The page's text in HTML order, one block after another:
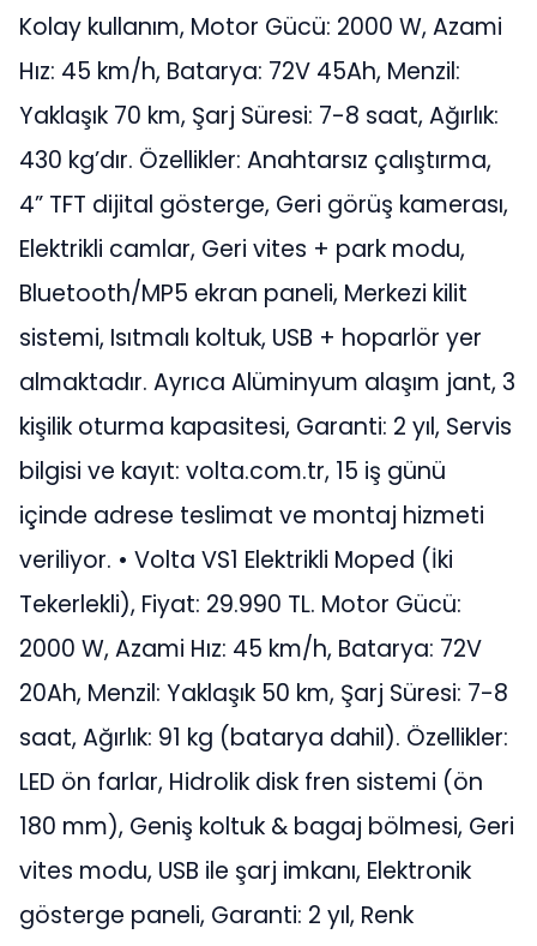
Kolay kullanım, Motor Gücü: 2000 W, Azami
Hız: 45 km/h, Batarya: 72V 45Ah, Menzil:
Yaklaşık 70 km, Şarj Süresi: 7-8 saat, Ağırlık:
430 kg’dır. Özellikler: Anahtarsız çalıştırma,
4” TFT dijital gösterge, Geri görüş kamerası,
Elektrikli camlar, Geri vites + park modu,
Bluetooth/MP5 ekran paneli, Merkezi kilit
sistemi, Isıtmalı koltuk, USB + hoparlör yer
almaktadır. Ayrıca Alüminyum alaşım jant, 3
kişilik oturma kapasitesi, Garanti: 2 yıl, Servis
bilgisi ve kayıt: volta.com.tr, 15 iş günü
içinde adrese teslimat ve montaj hizmeti
veriliyor. • Volta VS1 Elektrikli Moped (İki
Tekerlekli), Fiyat: 29.990 TL. Motor Gücü:
2000 W, Azami Hız: 45 km/h, Batarya: 72V
20Ah, Menzil: Yaklaşık 50 km, Şarj Süresi: 7-8
saat, Ağırlık: 91 kg (batarya dahil). Özellikler:
LED ön farlar, Hidrolik disk fren sistemi (ön
180 mm), Geniş koltuk & bagaj bölmesi, Geri
vites modu, USB ile şarj imkanı, Elektronik
gösterge paneli, Garanti: 2 yıl, Renk